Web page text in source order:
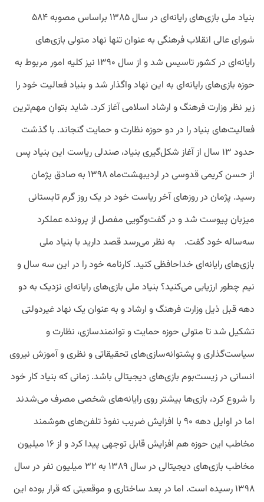
بنیاد ملی بازی‌های رایانه‌‌ای در سال ۱۳۸۵ براساس مصوبه ۵۸۴
شورای عالی انقلاب فرهنگی به عنوان تنها نهاد متولی بازی‌های
رایانه‌ای در کشور تاسیس شد و از سال ۱۳۹۰ نیز کلیه امور مربوط به
حوزه‌ بازی‌های رایانه‌ای به این نهاد واگذار شد و بنیاد فعالیت خود را
زیر نظر وزارت فرهنگ و ارشاد اسلامی آغاز کرد. شاید بتوان مهم‌ترین
فعالیت‌های بنیاد را در دو حوزه نظارت و حمایت گنجاند. با گذشت
حدود ۱۳ سال از آغاز شکل‌گیری بنیاد، صندلی ریاست این بنیاد پس
از حسن کریمی قدوسی در اردیبهشت‌ماه ۱۳۹۸ به صادق پژمان
رسید. پژمان در روزهای آخر ریاست خود در یک روز گرم تابستانی
میزبان پیوست شد و در گفت‌وگویی مفصل از پرونده عملکرد
سه‌ساله خود گفت. به نظر می‌رسد قصد دارید با بنیاد ملی
بازی‌های رایانه‌ای خداحافظی کنید. کارنامه خود را در این سه سال و
نیم چطور ارزیابی می‌کنید؟ بنیاد ملی باز‌ی‌های رایانه‌ای نزدیک به دو
دهه قبل ذیل وزارت فرهنگ و ارشاد و به عنوان یک نهاد غیردولتی
تشکیل شد تا متولی حوزه حمایت و توانمندسازی، نظارت و
سیاست‌گذاری و پشتوانه‌سازی‌های تحقیقاتی و نظری و آموزش نیروی
انسانی در زیست‌بوم بازی‌های دیجیتالی باشد. زمانی که بنیاد کار خود
را شروع کرد، بازی‌ها بیشتر روی رایانه‌های شخصی مصرف می‌شدند
اما در اوایل دهه ۹۰ با افزایش ضریب نفوذ تلفن‌های هوشمند
مخاطب این حوزه هم افزایش قابل توجهی پیدا کرد و از ۱۶ میلیون
مخاطب بازی‌های دیجیتالی در سال ۱۳۸۹ به ۳۲ میلیون نفر در سال
۱۳۹۸ رسیده است. اما در بعد ساختاری و موقعیتی که قرار بوده این